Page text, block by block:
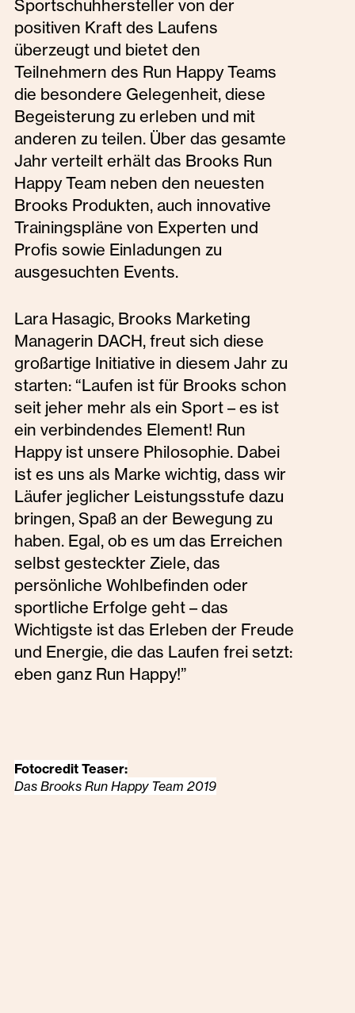
Sportschuhhersteller von der
positiven Kraft des Laufens
überzeugt und bietet den
Teilnehmern des Run Happy Teams
die besondere Gelegenheit, diese
Begeisterung zu erleben und mit
anderen zu teilen. Über das gesamte
Jahr verteilt erhält das Brooks Run
Happy Team neben den neuesten
Brooks Produkten, auch innovative
Trainingspläne von Experten und
Profis sowie Einladungen zu
ausgesuchten Events.
Lara Hasagic, Brooks Marketing
Managerin DACH, freut sich diese
großartige Initiative in diesem Jahr zu
starten: “Laufen ist für Brooks schon
seit jeher mehr als ein Sport – es ist
ein verbindendes Element! Run
Happy ist unsere Philosophie. Dabei
ist es uns als Marke wichtig, dass wir
Läufer jeglicher Leistungsstufe dazu
bringen, Spaß an der Bewegung zu
haben. Egal, ob es um das Erreichen
selbst gesteckter Ziele, das
persönliche Wohlbefinden oder
sportliche Erfolge geht – das
Wichtigste ist das Erleben der Freude
und Energie, die das Laufen frei setzt:
eben ganz Run Happy!”
Fotocredit Teaser:
Das Brooks Run Happy Team 2019